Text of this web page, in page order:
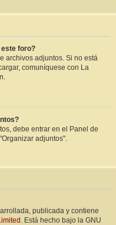
foro?
archivos adjuntos. Si no está
comuníquese con La
debe entrar en el Panel de
adjuntos".
publicada y contiene
. Está hecho bajo la GNU